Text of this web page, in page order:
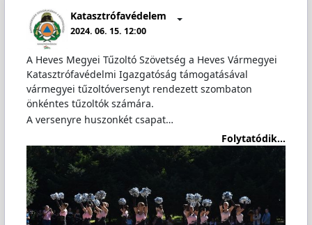
Katasztrófavédelem
2024. 06. 15. 12:00
A Heves Megyei Tűzoltó Szövetség a Heves Vármegyei
Katasztrófavédelmi Igazgatóság támogatásával
vármegyei tűzoltóversenyt rendezett szombaton
önkéntes tűzoltók számára.
A versenyre huszonkét csapat…
Folytatódik...